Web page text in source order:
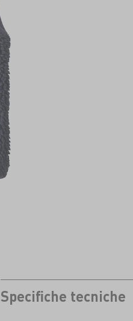
Specifiche tecniche